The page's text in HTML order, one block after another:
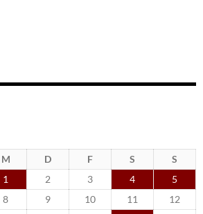
M D F S
S
1
2 3 4
5
8 9 10 11
12